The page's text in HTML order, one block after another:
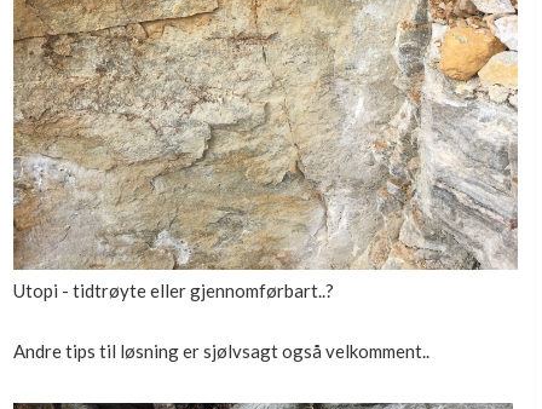
Utopi - tidtrøyte eller gjennomførbart..?
Andre tips til løsning er sjølvsagt også velkomment..